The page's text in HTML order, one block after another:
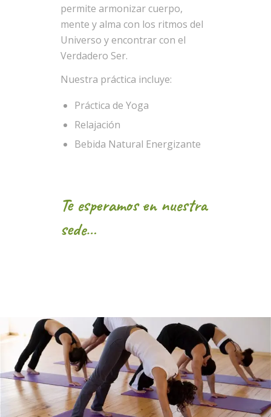
permite armonizar cuerpo,
mente y alma con los ritmos del
Universo y encontrar con el
Verdadero Ser.
Nuestra práctica incluye:
Práctica de Yoga
Relajación
Bebida Natural Energizante
Te esperamos en nuestra
sede…